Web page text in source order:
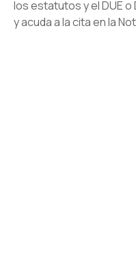
los estatutos y el DUE
y acuda a la cita en la